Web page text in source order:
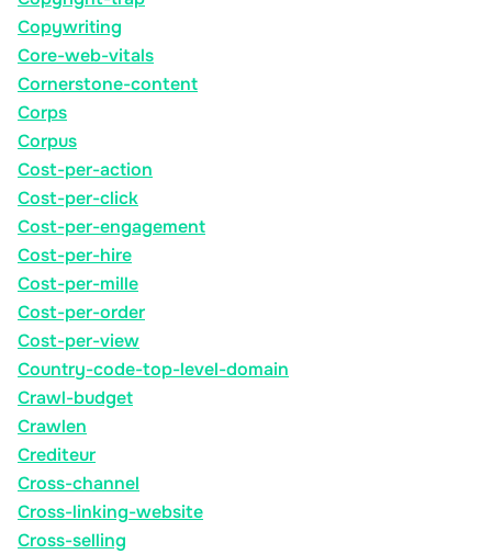
Copywriting
Core-web-vitals
Cornerstone-content
Corps
Corpus
Cost-per-action
Cost-per-click
Cost-per-engagement
Cost-per-hire
Cost-per-mille
Cost-per-order
Cost-per-view
Country-code-top-level-domain
Crawl-budget
Crawlen
Crediteur
Cross-channel
Cross-linking-website
Cross-selling